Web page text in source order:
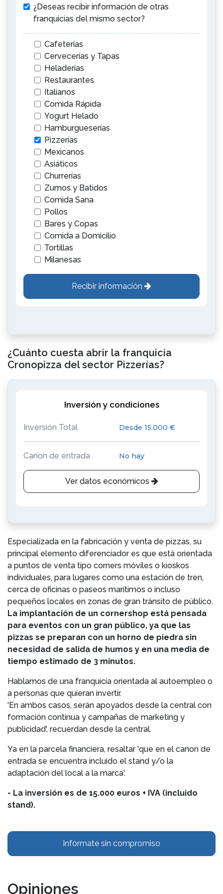
¿Deseas recibir información de otras
franquicias del mismo sector?
Cafeterías
Cervecerías y Tapas
Heladerías
Restaurantes
Italianos
Comida Rápida
Yogurt Helado
Hamburgueserías
Pizzerías
Mexicanos
Asiáticos
Churrerías
Zumos y Batidos
Comida Sana
Pollos
Bares y Copas
Comida a Domicilio
Tortillas
Milanesas
Recibir información
¿Cuánto cuesta abrir la franquicia
Cronopizza del sector Pizzerías?
Inversión y condiciones
Inversión Total Desde 15.000 €
Canon de entrada No hay
Ver datos económicos
Especializada en la fabricación y venta de pizzas, su
principal elemento diferenciador es que está orientada
a puntos de venta tipo corners móviles o kioskos
individuales, para lugares como una estación de tren,
cerca de oficinas o paseos marítimos o incluso
pequeños locales en zonas de gran tránsito de público.
La implantación de un cornershop está pensada
para eventos con un gran público, ya que las
pizzas se preparan con un horno de piedra sin
necesidad de salida de humos y en una media de
tiempo estimado de 3 minutos.
Hablamos de una franquicia orientada al autoempleo o
a personas que quieran invertir.
'En ambos casos, serán apoyados desde la central con
formación continua y campañas de marketing y
publicidad', recuerdan desde la central.
Ya en la parcela financiera, resaltar 'que en el canon de
entrada se encuentra incluido el stand y/o la
adaptación del local a la marca'.
- La inversión es de 15.000 euros + IVA (incluido
stand).
Infórmate sin compromiso
Opiniones